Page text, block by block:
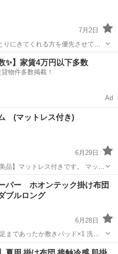
7月2日
にきてくれる方を優先させてい
す。 長期保管期間あり、多少経年
り後、天日干し中です。 表面は
寝具
✨】家賃4万円以下多数
物件多数掲載！
Ad
(マットレス付き)
6月29日
マットレス付きです。 マット
頂けたらと思います。 フレー
フレーム
パー ホオンテック掛け布団
ブルロング
6月28日
寝具 掛け布団